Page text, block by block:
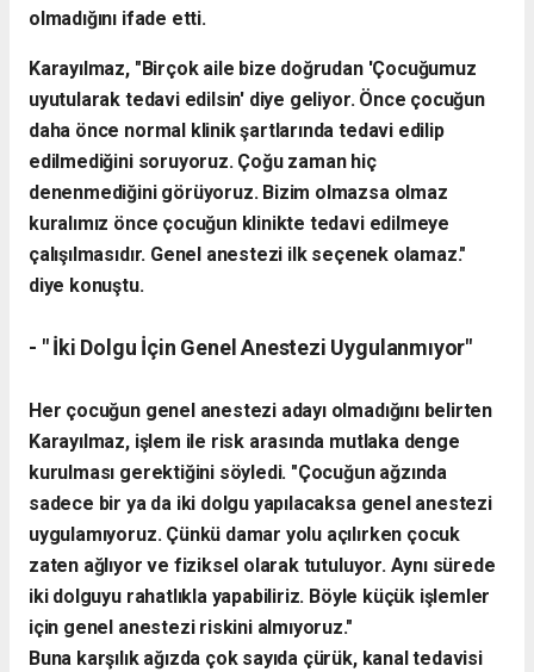
olmadığını ifade etti.
Karayılmaz, "Birçok aile bize doğrudan 'Çocuğumuz
uyutularak tedavi edilsin' diye geliyor. Önce çocuğun
daha önce normal klinik şartlarında tedavi edilip
edilmediğini soruyoruz. Çoğu zaman hiç
denenmediğini görüyoruz. Bizim olmazsa olmaz
kuralımız önce çocuğun klinikte tedavi edilmeye
çalışılmasıdır. Genel anestezi ilk seçenek olamaz."
diye konuştu.
- " İki Dolgu İçin Genel Anestezi Uygulanmıyor"
Her çocuğun genel anestezi adayı olmadığını belirten
Karayılmaz, işlem ile risk arasında mutlaka denge
kurulması gerektiğini söyledi. "Çocuğun ağzında
sadece bir ya da iki dolgu yapılacaksa genel anestezi
uygulamıyoruz. Çünkü damar yolu açılırken çocuk
zaten ağlıyor ve fiziksel olarak tutuluyor. Aynı sürede
iki dolguyu rahatlıkla yapabiliriz. Böyle küçük işlemler
için genel anestezi riskini almıyoruz."
Buna karşılık ağızda çok sayıda çürük, kanal tedavisi